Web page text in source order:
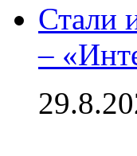
Стали
–